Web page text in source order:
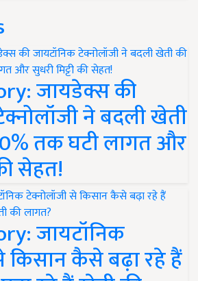
जायडेक्स की
ने बदली खेती
तक घटी लागत और
सेहत!
जायटॉनिक
किसान कैसे बढ़ा रहे हैं